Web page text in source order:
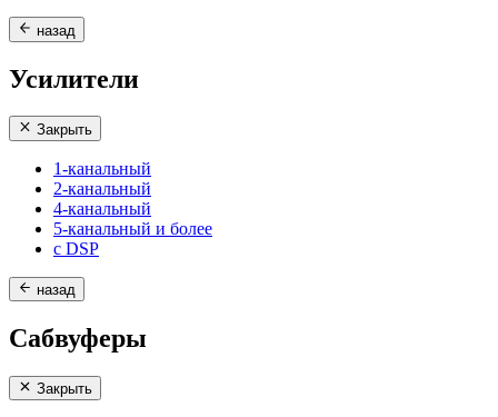
назад
Усилители
Закрыть
1-канальный
2-канальный
4-канальный
5-канальный и более
с DSP
назад
Сабвуферы
Закрыть